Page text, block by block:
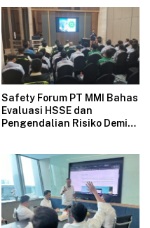
Safety Forum PT MMI Bahas
Evaluasi HSSE dan
Pengendalian Risiko Demi